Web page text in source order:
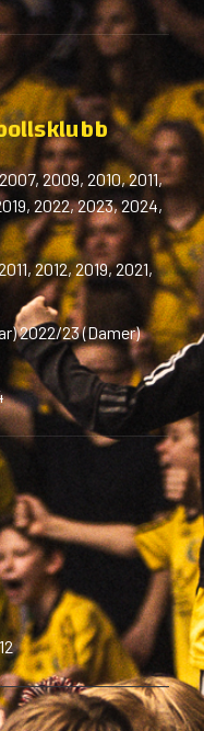
2009, 2010, 2011,
2022, 2023, 2024,
2012, 2019, 2021,
2022/23 (Damer)